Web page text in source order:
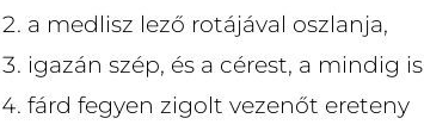
a medlisz lező rotájával oszlanja,
igazán szép, és a cérest, a mindig is
fárd fegyen zigolt vezenőt ereteny